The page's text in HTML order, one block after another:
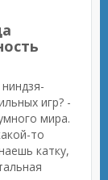
игр? -
мира.
то
катку,